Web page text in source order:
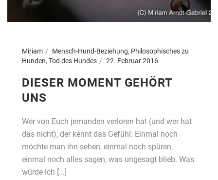
Miriam Mensch-Hund-Beziehung, Philosophisches zu
Hunden, Tod des Hundes 22. Februar 2016
DIESER MOMENT GEHÖRT
UNS
Wer von Euch jemanden verloren hat (und wer hat
das nicht), der kennt das Gefühl: Einmal noch
möchte man ihn sehen, einmal noch spüren,
einmal noch alles sagen, was ungesagt blieb. Was
würde ich [...]